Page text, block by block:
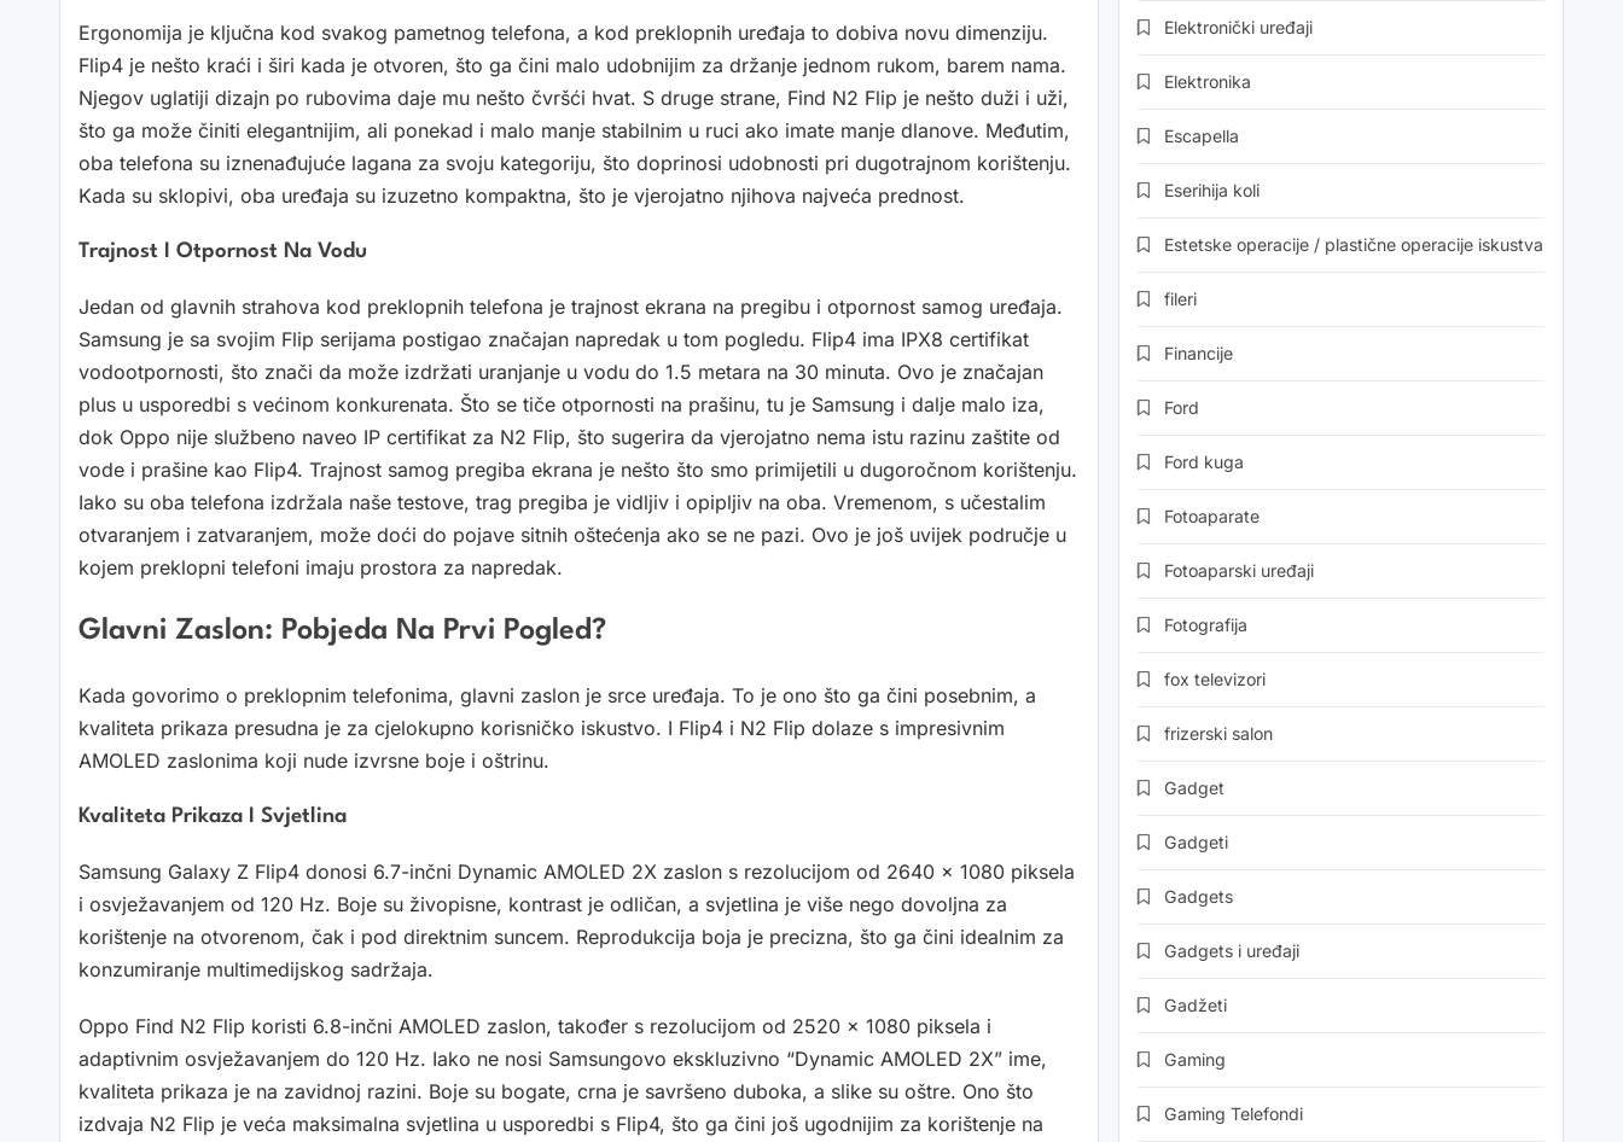
Ergonomija je ključna kod svakog pametnog telefona, a kod preklopnih uređaja to dobiva novu dimenziju.
Flip4 je nešto kraći i širi kada je otvoren, što ga čini malo udobnijim za držanje jednom rukom, barem nama.
Njegov uglatiji dizajn po rubovima daje mu nešto čvršći hvat. S druge strane, Find N2 Flip je nešto duži i uži,
što ga može činiti elegantnijim, ali ponekad i malo manje stabilnim u ruci ako imate manje dlanove. Međutim,
oba telefona su iznenađujuće lagana za svoju kategoriju, što doprinosi udobnosti pri dugotrajnom korištenju.
Kada su sklopivi, oba uređaja su izuzetno kompaktna, što je vjerojatno njihova najveća prednost.
Trajnost I Otpornost Na Vodu
Jedan od glavnih strahova kod preklopnih telefona je trajnost ekrana na pregibu i otpornost samog uređaja.
Samsung je sa svojim Flip serijama postigao značajan napredak u tom pogledu. Flip4 ima IPX8 certifikat
vodootpornosti, što znači da može izdržati uranjanje u vodu do 1.5 metara na 30 minuta. Ovo je značajan
plus u usporedbi s većinom konkurenata. Što se tiče otpornosti na prašinu, tu je Samsung i dalje malo iza,
dok Oppo nije službeno naveo IP certifikat za N2 Flip, što sugerira da vjerojatno nema istu razinu zaštite od
vode i prašine kao Flip4. Trajnost samog pregiba ekrana je nešto što smo primijetili u dugoročnom korištenju.
Iako su oba telefona izdržala naše testove, trag pregiba je vidljiv i opipljiv na oba. Vremenom, s učestalim
otvaranjem i zatvaranjem, može doći do pojave sitnih oštećenja ako se ne pazi. Ovo je još uvijek područje u
kojem preklopni telefoni imaju prostora za napredak.
Glavni Zaslon: Pobjeda Na Prvi Pogled?
Kada govorimo o preklopnim telefonima, glavni zaslon je srce uređaja. To je ono što ga čini posebnim, a
kvaliteta prikaza presudna je za cjelokupno korisničko iskustvo. I Flip4 i N2 Flip dolaze s impresivnim
AMOLED zaslonima koji nude izvrsne boje i oštrinu.
Kvaliteta Prikaza I Svjetlina
Samsung Galaxy Z Flip4 donosi 6.7-inčni Dynamic AMOLED 2X zaslon s rezolucijom od 2640 x 1080 piksela
i osvježavanjem od 120 Hz. Boje su živopisne, kontrast je odličan, a svjetlina je više nego dovoljna za
korištenje na otvorenom, čak i pod direktnim suncem. Reprodukcija boja je precizna, što ga čini idealnim za
konzumiranje multimedijskog sadržaja.
Oppo Find N2 Flip koristi 6.8-inčni AMOLED zaslon, također s rezolucijom od 2520 x 1080 piksela i
adaptivnim osvježavanjem do 120 Hz. Iako ne nosi Samsungovo ekskluzivno “Dynamic AMOLED 2X” ime,
kvaliteta prikaza je na zavidnoj razini. Boje su bogate, crna je savršeno duboka, a slike su oštre. Ono što
izdvaja N2 Flip je veća maksimalna svjetlina u usporedbi s Flip4, što ga čini još ugodnijim za korištenje na
Elektronički uređaji
Elektronika
Escapella
Eserihija koli
Estetske operacije / plastične operacije iskustva
fileri
Financije
Ford
Ford kuga
Fotoaparate
Fotoaparski uređaji
Fotografija
fox televizori
frizerski salon
Gadget
Gadgeti
Gadgets
Gadgets i uređaji
Gadžeti
Gaming
Gaming Telefondi